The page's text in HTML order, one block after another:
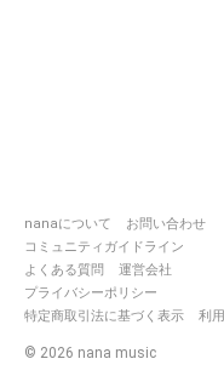
nanaについて
お問い合わせ
コミュニティガイドライン
よくある質問
運営会社
プライバシーポリシー
特定商取引法に基づく表示
利
© 2026 nana music